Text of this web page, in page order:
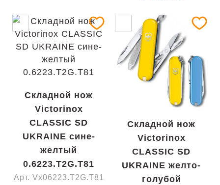
Складной нож
Victorinox
CLASSIC SD
UKRAINE сине-
желтый
0.6223.T2G.T81
Арт. Vx06223.T2G.T81
Складной нож
Victorinox
CLASSIC SD
UKRAINE желто-
голубой